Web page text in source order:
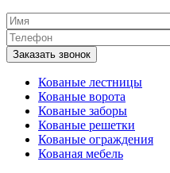
Кованые лестницы
Кованые ворота
Кованые заборы
Кованые решетки
Кованые ограждения
Кованая мебель